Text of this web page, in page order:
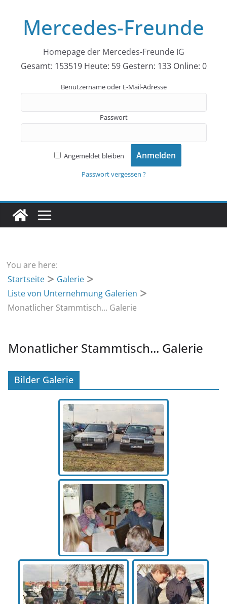
springenMercedes-Freunde
Homepage der Mercedes-Freunde IG
Gesamt: 153519 Heute: 59 Gestern: 133 Online: 0
Benutzername oder E-Mail-Adresse
Passwort
Angemeldet bleiben
Passwort vergessen ?
You are here:
Startseite
Galerie
Liste von Unternehmung Galerien
Monatlicher Stammtisch... Galerie
Monatlicher Stammtisch... Galerie
Bilder Galerie